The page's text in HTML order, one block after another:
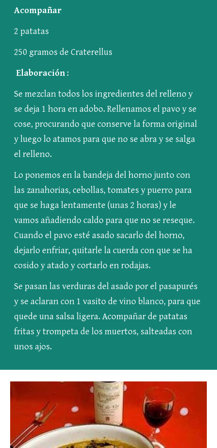
Acompañar
2 patatas
250 gramos de Craterellus
Elaboración :
Se mezclan todos los ingredientes del relleno y
se deja 1 hora en adobo. Rellenamos el pavo y se
cose, procurando que conserve la forma original
y luego lo atamos para que no se abra y se salga
el relleno.
Lo ponemos en la bandeja del horno junto con
las zanahorias, cebollas, tomates y puerro para
que se haga lentamente (unas 2 horas) y le
vamos añadiendo caldo para que no se reseque.
Cuando el pavo esté asado sacarlo del horno,
dejarlo enfriar, quitarle la cuerda con que se ha
cosido y atado y cortarlo en rodajas.
Se pasan las verduras del asado por el pasapurés
y se aclaran con 1 vasito de vino blanco, para que
quede una salsa ligera. Acompañar de patatas
fritas y trompeta de los muertos, salteadas con
unos ajos.